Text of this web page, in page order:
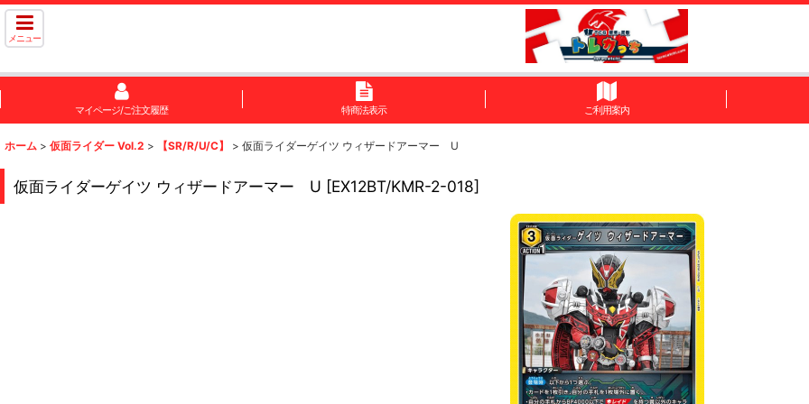
メニュー
マイページ/ご注文履歴 特商法表示 ご利用案内
ホーム > 仮面ライダー Vol.2 > 【SR/R/U/C】 > 仮面ライダーゲイツ ウィザードアーマー U
仮面ライダーゲイツ ウィザードアーマー U [EX12BT/KMR-2-018]